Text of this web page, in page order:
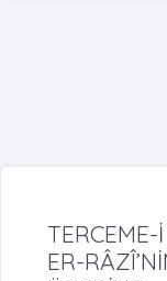
ER-